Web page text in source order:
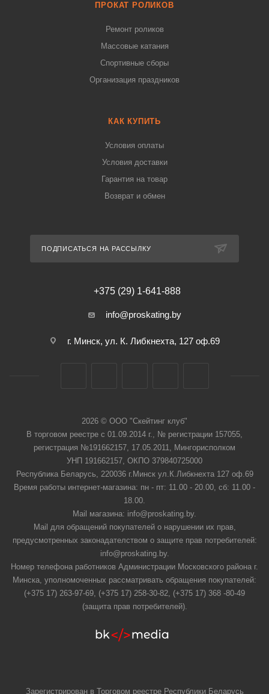
ПРОКАТ РОЛИКОВ
Ремонт роликов
Массовые катания
Спортивные сборы
Организация праздников
КАК КУПИТЬ
Условия оплаты
Условия доставки
Гарантия на товар
Возврат и обмен
ПОДПИСАТЬСЯ НА РАССЫЛКУ
+375 (29) 1-641-888
info@proskating.by
г. Минск, ул. К. Либкнехта, 127 оф.69
2026 © ООО "Скейтинг клуб"
В торговом реестре с 01.09.2014 г., № регистрации 157055,
регистрация №191662157, 17.05.2011, Мингорисполком
УНП 191662157, ОКПО 379840725000
Республика Беларусь, 220036 г.Минск ул.К.Либкнехта 127 оф.69
Время работы интернет-магазина: пн - пт: 11.00 - 20.00, сб: 11.00 -
18.00.
Mail магазина: info@proskating.by.
Mail для обращений покупателей о нарушении их прав,
предусмотренных законадателством о защите прав потребителей:
info@proskating.by.
Номер телефона работников Администрации Московского района г.
Минска, уполномоченных рассматривать обращения покупателей:
(+375 17) 263-97-69, (+375 17) 258-30-82, (+375 17) 368 -80-49
(защита прав потребителей).
Зарегистрирован в Торговом реестре Республики Беларусь